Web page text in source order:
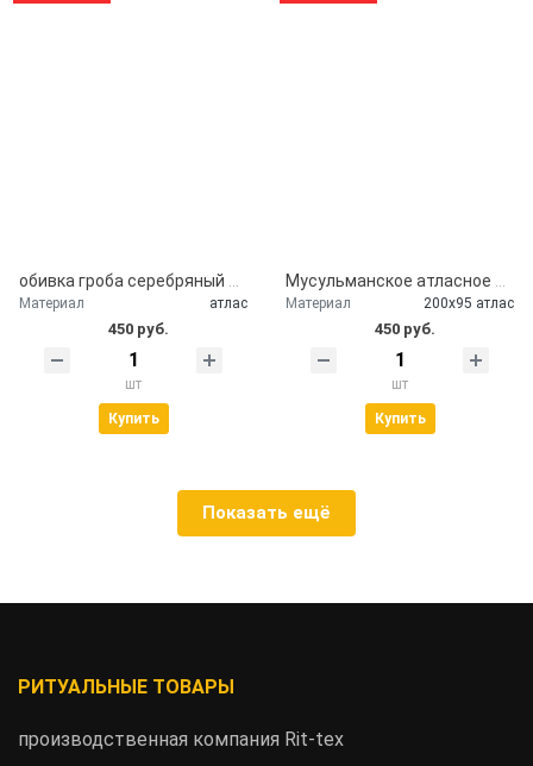
обивка гроба серебряный атлас
Материал атлас
450 руб.
шт
Купить
Мусульманское атласное покрывало Кул шариф
Материал 200х95 атлас
450 руб.
шт
Купить
Показать ещё
РИТУАЛЬНЫЕ ТОВАРЫ
производственная компания Rit-tex